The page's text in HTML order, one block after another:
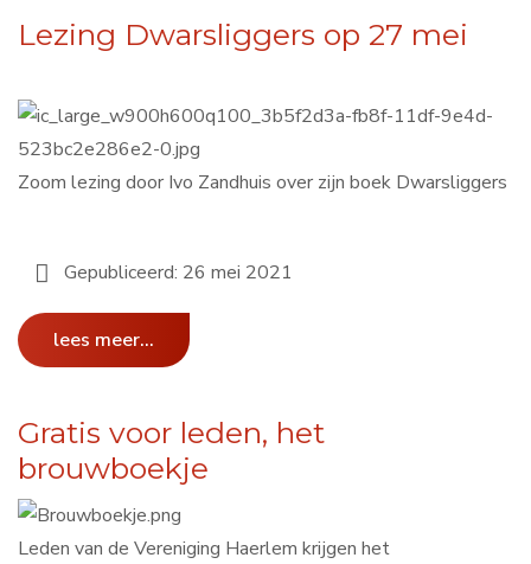
Lezing Dwarsliggers op 27 mei
Zoom lezing door Ivo Zandhuis over zijn boek Dwarsliggers
Gepubliceerd: 26 mei 2021
lees meer...
Gratis voor leden, het
brouwboekje
Leden van de Vereniging Haerlem krijgen het